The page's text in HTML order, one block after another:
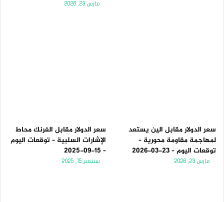
مارس 23, 2026
سعر الدولار مقابل الين يستعد
لمهاجمة مقاومة محورية –
توقعات اليوم – 23-03-2026
مارس 23, 2026
سعر الدولار مقابل الفرنك محاط
الإشارات السلبية – توقعات اليوم
– 15-09-2025
سبتمبر 15, 2025